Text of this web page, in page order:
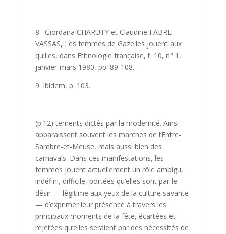
8. Giordana CHARUTY et Claudine FABRE-
VASSAS, Les femmes de Gazelles jouent aux
quilles, dans Ethnologie française, t. 10, n° 1,
janvier-mars 1980, pp. 89-108.
9. Ibidem, p. 103.
(p.12)tements dictés par la modernité. Ainsi
apparaissent souvent les marches de l’Entre-
Sambre-et-Meuse, mais aussi bien des
carnavals. Dans ces manifestations, les
femmes jouent actuellement un rôle ambigu,
indéfini, difficile, portées qu’elles sont par le
désir — légitime aux yeux de la culture savante
— d’exprimer leur présence à travers les
principaux moments de la fête, écartées et
rejetées qu’elles seraient par des nécessités de